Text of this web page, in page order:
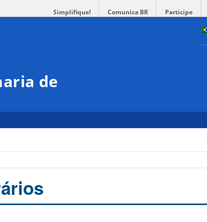
Simplifique! Comunica BR Participe
de